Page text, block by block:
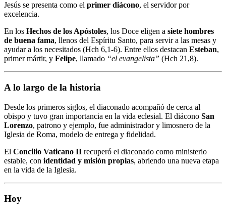
Jesús se presenta como el primer diácono, el servidor por
excelencia.
En los Hechos de los Apóstoles, los Doce eligen a siete hombres
de buena fama, llenos del Espíritu Santo, para servir a las mesas y
ayudar a los necesitados (Hch 6,1-6). Entre ellos destacan Esteban,
primer mártir, y Felipe, llamado “el evangelista” (Hch 21,8).
A lo largo de la historia
Desde los primeros siglos, el diaconado acompañó de cerca al
obispo y tuvo gran importancia en la vida eclesial. El diácono San
Lorenzo, patrono y ejemplo, fue administrador y limosnero de la
Iglesia de Roma, modelo de entrega y fidelidad.
El Concilio Vaticano II recuperó el diaconado como ministerio
estable, con identidad y misión propias, abriendo una nueva etapa
en la vida de la Iglesia.
Hoy